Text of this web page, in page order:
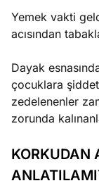
Yemek vakti
acısından
Dayak
çocuklara
zedelenenler
zorunda
KORKUDAN